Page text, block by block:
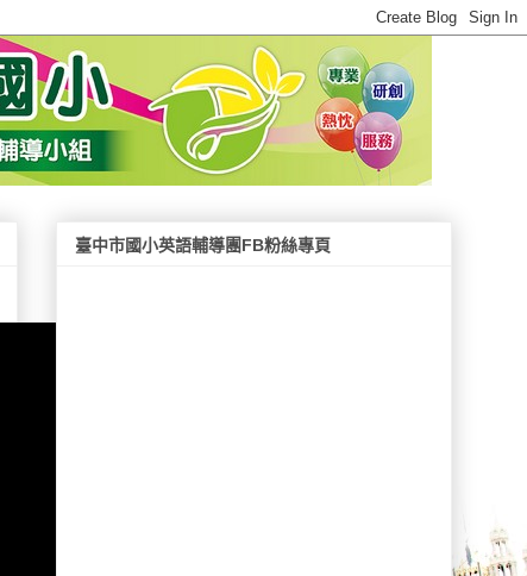
臺中市國小英語輔導團FB粉絲專頁